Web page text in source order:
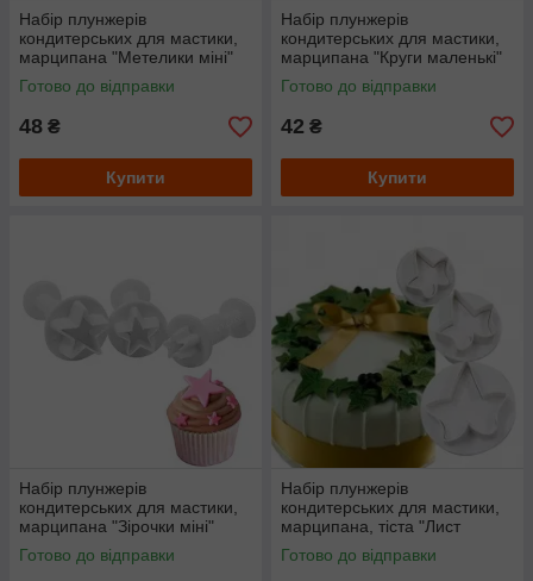
Набір плунжерів
кондитерських для мастики,
марципана "Метелики міні"
Готово до відправки
48 ₴
Купити
Набір плунжерів
кондитерських для мастики,
марципана "Круги маленькі"
Готово до відправки
42 ₴
Купити
Набір плунжерів
кондитерських для мастики,
марципана "Зірочки міні"
Готово до відправки
Набір плунжерів
кондитерських для мастики,
марципана, тіста "Лист
винограду, плюща"
маленький
Готово до відправки